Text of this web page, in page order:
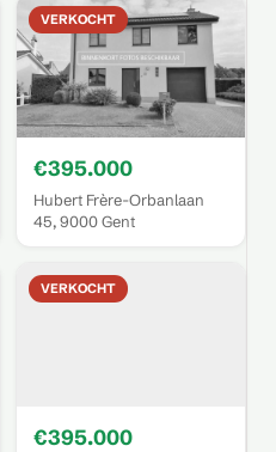
VERKOCHT
€395.000
Hubert Frère-Orbanlaan
45, 9000 Gent
VERKOCHT
€395.000